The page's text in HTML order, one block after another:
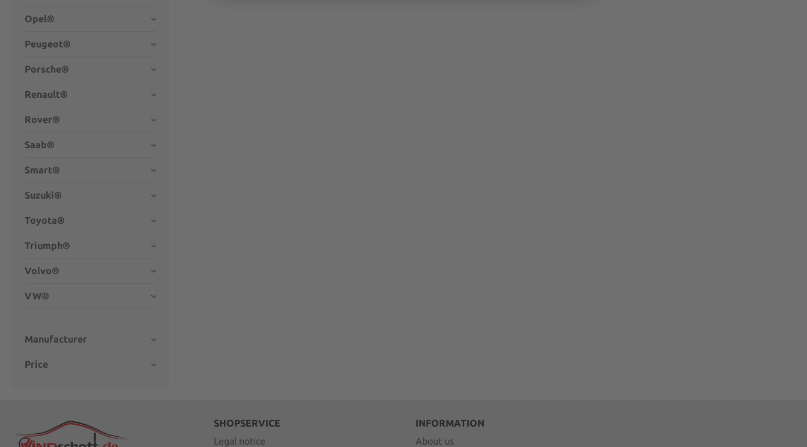
Opel®
Peugeot®
Porsche®
Renault®
Rover®
Saab®
Smart®
Suzuki®
Toyota®
Triumph®
Volvo®
VW®
Manufacturer
Price
SHOPSERVICE
Legal notice
INFORMATION
About us